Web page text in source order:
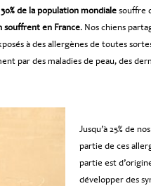
de la population mondialesouffre
souffrent en France. Nos chiens
à des allergènes de toutes
par des maladies de peau, des
Jusqu’à 25% de
partie de ces
partie est
développer des